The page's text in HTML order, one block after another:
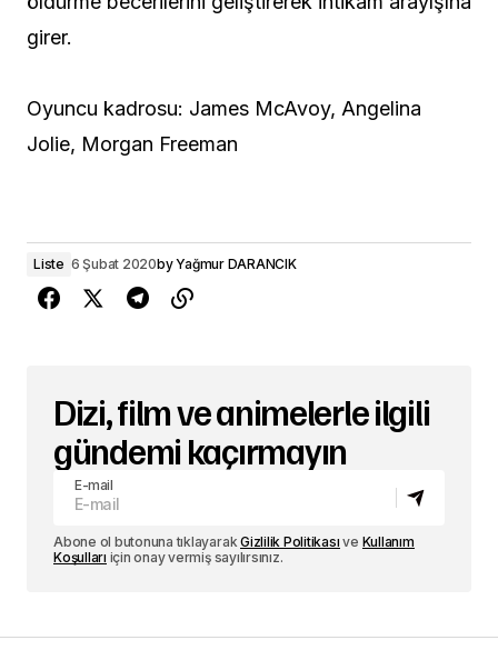
girer.
Oyuncu kadrosu: James McAvoy, Angelina
Jolie, Morgan Freeman
Liste 6 Şubat 2020byYağmur DARANCIK
Dizi, film ve animelerle ilgili
gündemi kaçırmayın
E-mail
Abone ol butonuna tıklayarakGizlilik Politikası ve Kullanım
Koşulları için onay vermiş sayılırsınız.